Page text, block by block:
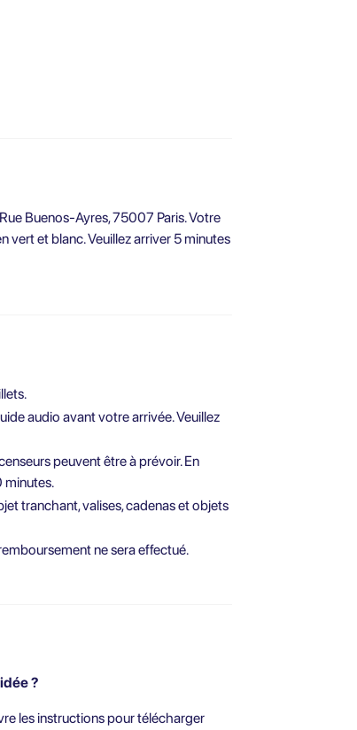
Buenos-Ayres, 75007 Paris. Votre
vert et blanc. Veuillez arriver 5 minutes
audio avant votre arrivée. Veuillez
peuvent être à prévoir. En
minutes.
tranchant, valises, cadenas et objets
ne sera effectué.
?
les instructions pour télécharger